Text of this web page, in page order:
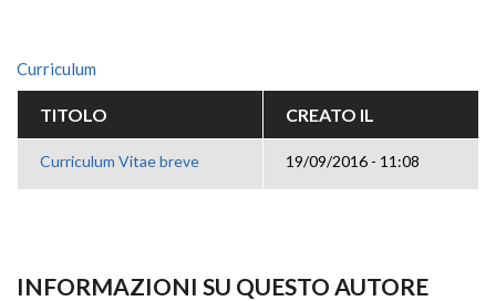
Curriculum
TITOLO CREATO IL
Curriculum Vitae breve 19/09/2016 - 11:08
INFORMAZIONI SU QUESTO AUTORE